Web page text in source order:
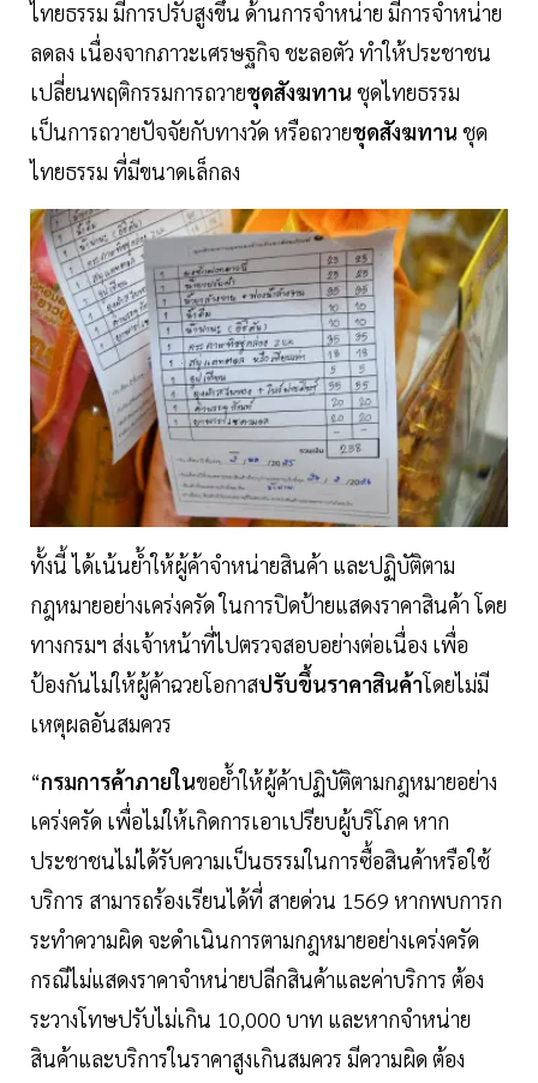
ไทยธรรม มีการปรับสูงขึ้น ด้านการจำหน่าย มีการจำหน่าย
ลดลง เนื่องจากภาวะเศรษฐกิจ ชะลอตัว ทำให้ประชาชน
เปลี่ยนพฤติกรรมการถวายชุดสังฆทาน ชุดไทยธรรม
เป็นการถวายปัจจัยกับทางวัด หรือถวายชุดสังฆทาน ชุด
ไทยธรรม ที่มีขนาดเล็กลง
ทั้งนี้ ได้เน้นย้ำให้ผู้ค้าจำหน่ายสินค้า และปฏิบัติตาม
กฎหมายอย่างเคร่งครัด ในการปิดป้ายแสดงราคาสินค้า โดย
ทางกรมฯ ส่งเจ้าหน้าที่ไปตรวจสอบอย่างต่อเนื่อง เพื่อ
ป้องกันไม่ให้ผู้ค้าฉวยโอกาสปรับขึ้นราคาสินค้าโดยไม่มี
เหตุผลอันสมควร
“กรมการค้าภายในขอย้ำให้ผู้ค้าปฏิบัติตามกฎหมายอย่าง
เคร่งครัด เพื่อไม่ให้เกิดการเอาเปรียบผู้บริโภค หาก
ประชาชนไม่ได้รับความเป็นธรรมในการซื้อสินค้าหรือใช้
บริการ สามารถร้องเรียนได้ที่ สายด่วน 1569 หากพบการก
ระทำความผิด จะดำเนินการตามกฎหมายอย่างเคร่งครัด
กรณีไม่แสดงราคาจำหน่ายปลีกสินค้าและค่าบริการ ต้อง
ระวางโทษปรับไม่เกิน 10,000 บาท และหากจำหน่าย
สินค้าและบริการในราคาสูงเกินสมควร มีความผิด ต้อง